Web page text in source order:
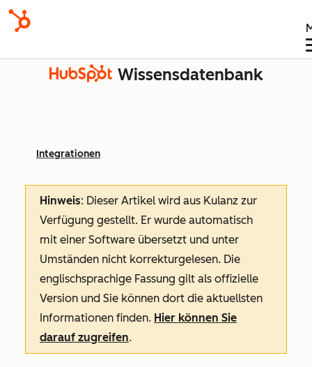
Wissensdatenbank
Integrationen
Hinweis: Dieser Artikel wird aus Kulanz zur
Verfügung gestellt. Er wurde automatisch
mit einer Software übersetzt und unter
Umständen nicht korrekturgelesen. Die
englischsprachige Fassung gilt als offizielle
Version und Sie können dort die aktuellsten
Informationen finden. Hier können Sie
darauf zugreifen.